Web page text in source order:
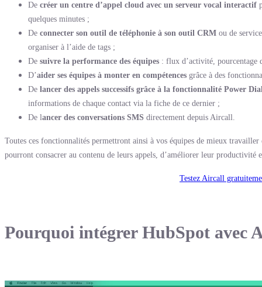
De créer un centre d’appel cloud avec un serveur vocal interactif
quelques minutes ;
De connecter son outil de téléphonie à son outil CRM ou de
organiser à l’aide de tags ;
De suivre la performance des équipes : flux d’activité, pourcentage
D’aider ses équipes à monter en compétences grâce à des
De lancer des appels successifs grâce à la fonctionnalité Power
informations de chaque contact via la fiche de ce dernier ;
De lancer des conversations SMS directement depuis Aircall.
Toutes ces fonctionnalités permettront ainsi à vos équipes de mieux
pourront consacrer au contenu de leurs appels, d’améliorer leur productivité
Testez Aircall
Pourquoi intégrer HubSpot avec